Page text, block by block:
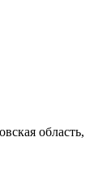
область,